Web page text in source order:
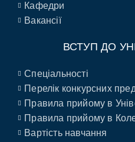
Кафедри
Вакансії
ВСТУП ДО
Спеціальності
Перелік конкурсних
Правила прийому в
Правила прийому в
Вартість навчання